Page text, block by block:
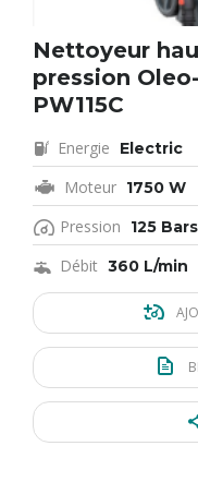
Nettoyeur
pression
PW115C
Energie Electric
Moteur 1750 W
Pression 125 Bars
Débit 360 L/min